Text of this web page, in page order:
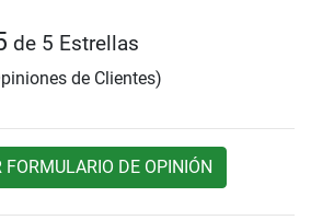
de 5 Estrellas
de Clientes)
FORMULARIO DE OPINIÓN